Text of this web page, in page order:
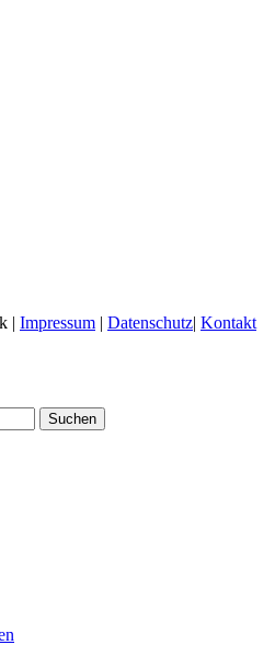
| Impressum | Datenschutz| Kontakt
Suchen